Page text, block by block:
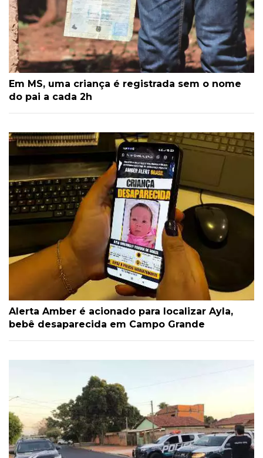
Em MS, uma criança é registrada sem o nome
do pai a cada 2h
Alerta Amber é acionado para localizar Ayla,
bebê desaparecida em Campo Grande